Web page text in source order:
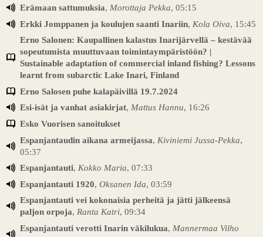
Erämaan sattumuksia, Morottaja Pekka, 05:15
Erkki Jomppanen ja koulujen saanti Inariin, Kola Oiva, 15:45
Erno Salonen: Kaupallinen kalastus Inarijärvellä – kestävää
sopeutumista muuttuvaan toimintaympäristöön? |
Sustainable adaptation of commercial inland fishing? Lessons
learnt from subarctic Lake Inari, Finland
Erno Salosen puhe kalapäivillä 19.7.2024
Esi-isät ja vanhat asiakirjat, Mattus Hannu, 16:26
Esko Vuorisen sanoitukset
Espanjantaudin aikana armeijassa, Kiviniemi Jussa-Pekka,
05:37
Espanjantauti, Kokko Maria, 07:33
Espanjantauti 1920, Oksanen Ida, 03:59
Espanjantauti vei kokonaisia perheitä ja jätti jälkeensä
paljon orpoja, Ranta Katri, 09:34
Espanjantauti verotti Inarin väkilukua, Mannermaa Vilho